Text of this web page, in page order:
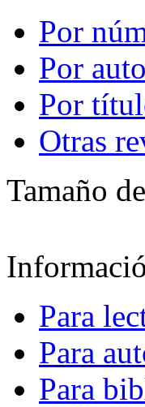
Por
Por
Por
Otras
Tamaño
Para
Para
Para